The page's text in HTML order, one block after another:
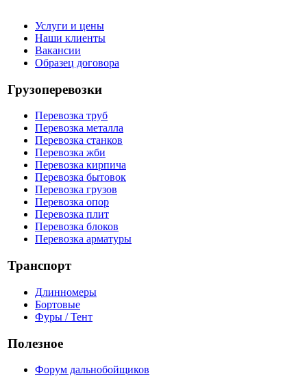
Услуги и цены
Наши клиенты
Вакансии
Образец договора
Грузоперевозки
Перевозка труб
Перевозка металла
Перевозка станков
Перевозка жби
Перевозка кирпича
Перевозка бытовок
Перевозка грузов
Перевозка опор
Перевозка плит
Перевозка блоков
Перевозка арматуры
Транспорт
Длинномеры
Бортовые
Фуры / Тент
Полезное
Форум дальнобойщиков